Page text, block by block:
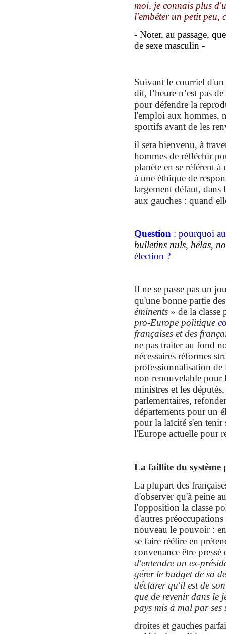
moi, je connais plus
l'embêter un petit peu,
- Noter, au passage,
de sexe masculin -
Suivant le courriel d'un
dit, l’heure n’est pas
pour défendre la
l'emploi aux hommes,
sportifs avant de les
il sera bienvenu, à
hommes de réfléchir
planète en se référent
à une éthique de
largement défaut,
aux gauches : quand
Question : pourquoi
bulletins nuls, hélas,
élection ?
Il ne se passe pas un
qu'une bonne partie
éminents » de la classe
pro-Europe politique
françaises et des
ne pas traiter au fond
nécessaires réformes
professionnalisation
non renouvelable pour
ministres et les
parlementaires,
départements pour un
pour la laïcité s'en
l'Europe actuelle pour
La faillite du système
La plupart des
d'observer qu'à peine
l'opposition la classe
d'autres
nouveau le pouvoir :
se faire réélire en
convenance être
d'entendre un ex-
gérer le budget de sa
déclarer qu'il est de
que de revenir dans le
pays mis à mal par ses
droites et gauches